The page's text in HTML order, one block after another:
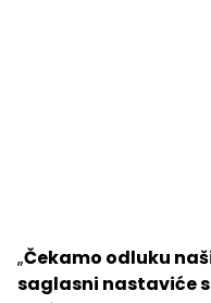
„Čekamo odluku
saglasni nastaviće